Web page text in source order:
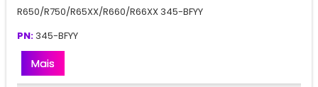
R650/R750/R65XX/R660/R66XX 345-BFYY
PN: 345-BFYY
Mais